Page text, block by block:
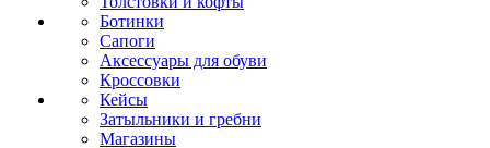
Ботинки
Сапоги
Аксессуары для обуви
Кроссовки
Кейсы
Затыльники и гребни
Магазины